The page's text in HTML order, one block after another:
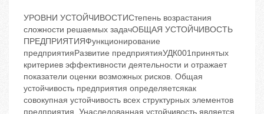
УРОВНИ УСТОЙЧИВОСТИСтепень возрастания
сложности решаемых задачОБЩАЯ УСТОЙЧИВОСТЬ
ПРЕДПРИЯТИЯФункционирование
предприятияРазвитие предприятияУДК001принятых
критериев эффективности деятельности и отражает
показатели оценки возможных рисков. Общая
устойчивость предприятия определяетсякак
совокупная устойчивость всех структурных элементов
предприятия. Унаследованная устойчивость является